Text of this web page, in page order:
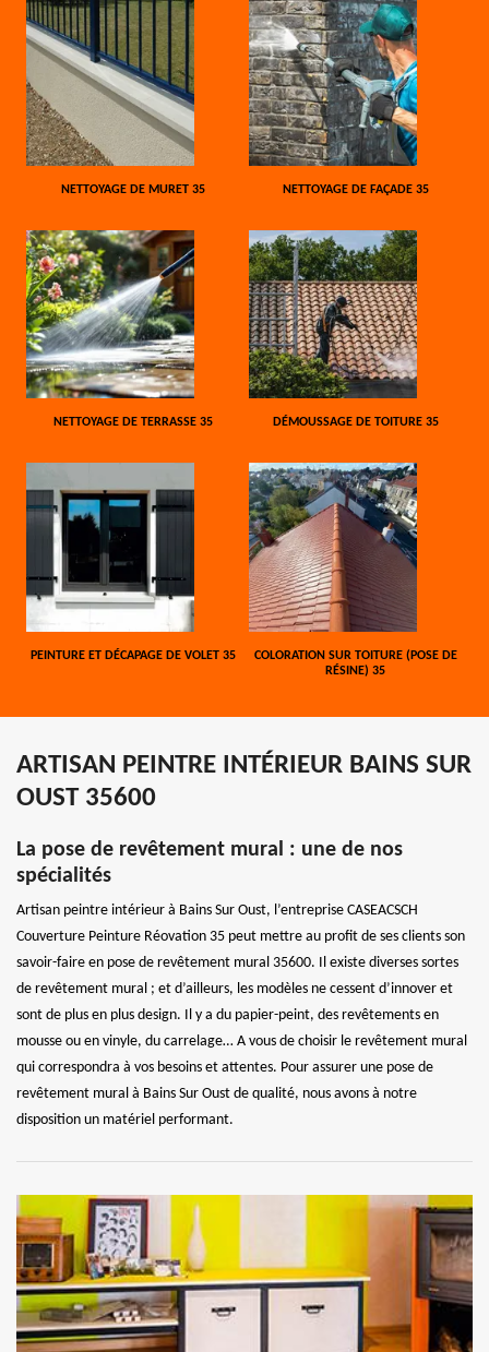
NETTOYAGE DE MURET 35 NETTOYAGE DE FAÇADE 35
NETTOYAGE DE TERRASSE 35 DÉMOUSSAGE DE TOITURE 35
PEINTURE ET DÉCAPAGE DE VOLET 35
COLORATION SUR TOITURE (POSE DE
RÉSINE) 35
ARTISAN PEINTRE INTÉRIEUR BAINS SUR
OUST 35600
La pose de revêtement mural : une de nos
spécialités
Artisan peintre intérieur à Bains Sur Oust, l’entreprise CASEACSCH
Couverture Peinture Réovation 35 peut mettre au profit de ses clients son
savoir-faire en pose de revêtement mural 35600. Il existe diverses sortes
de revêtement mural ; et d’ailleurs, les modèles ne cessent d’innover et
sont de plus en plus design. Il y a du papier-peint, des revêtements en
mousse ou en vinyle, du carrelage… A vous de choisir le revêtement mural
qui correspondra à vos besoins et attentes. Pour assurer une pose de
revêtement mural à Bains Sur Oust de qualité, nous avons à notre
disposition un matériel performant.